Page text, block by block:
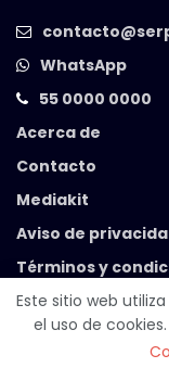
WhatsApp
55 0000 0000
Acerca de
Contacto
Mediakit
Aviso de
Términos y
© 2025
Este sitio web
el uso de